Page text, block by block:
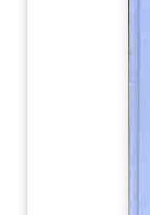
Tankönyv,